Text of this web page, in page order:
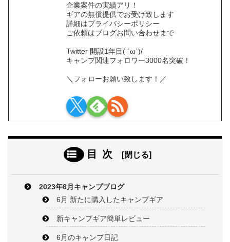
企業案件の実績アリ！
ギアの無償提供でお受け致します
詳細はプライバシーポリシー
ご依頼はブログお問い合わせまで
Twitter 開設1年目( ´ω`)/
キャンプ関連フォロワー3000名突破！
＼フォローお願い致します！／
目次
2023年6月キャンプブログ
6月 新たに購入したキャンプギア
新キャンプギア簡単レビュー
6月のキャンプ日記